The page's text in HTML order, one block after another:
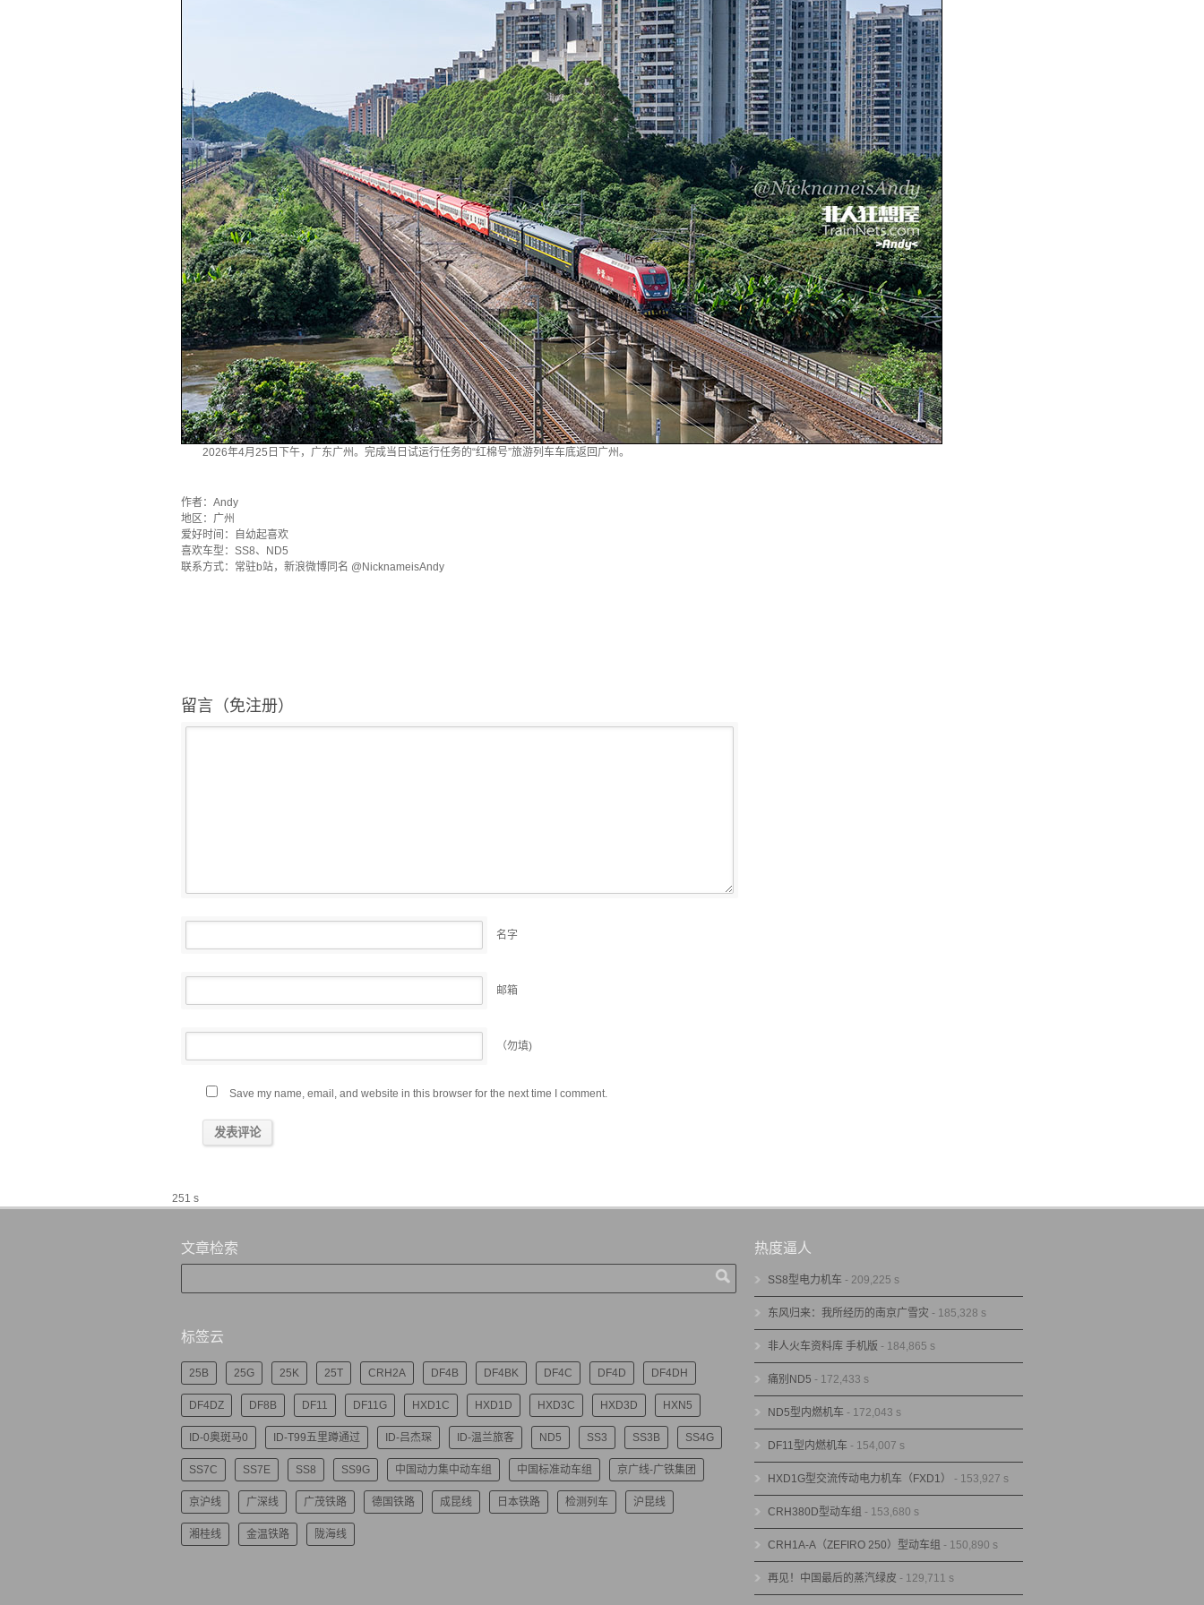
2026年4月25日下午，广东广州。完成当日试运行任务的“红棉号”旅游列车车底返回广州。
作者：Andy
地区：广州
爱好时间：自幼起喜欢
喜欢车型：SS8、ND5
联系方式：常驻b站，新浪微博同名 @NicknameisAndy
留言（免注册）
名字
邮箱
（勿填)
Save my name, email, and website in this browser for the next time I comment.
251 s
文章检索
标签云
25B 25G 25K 25T CRH2A DF4B DF4BK DF4C DF4D DF4DH
DF4DZ DF8B DF11 DF11G HXD1C HXD1D HXD3C HXD3D HXN5
ID-0奥斑马0 ID-T99五里蹲通过 ID-吕杰琛 ID-温兰旅客 ND5 SS3 SS3B SS4G
SS7C SS7E SS8 SS9G 中国动力集中动车组 中国标准动车组 京广线-广铁集团
京沪线 广深线 广茂铁路 德国铁路 成昆线 日本铁路 检测列车 沪昆线
湘桂线 金温铁路 陇海线
热度逼人
SS8型电力机车 - 209,225 s
东风归来：我所经历的南京广雪灾 - 185,328 s
非人火车资料库 手机版 - 184,865 s
痛别ND5 - 172,433 s
ND5型内燃机车 - 172,043 s
DF11型内燃机车 - 154,007 s
HXD1G型交流传动电力机车（FXD1） - 153,927 s
CRH380D型动车组 - 153,680 s
CRH1A-A（ZEFIRO 250）型动车组 - 150,890 s
再见！中国最后的蒸汽绿皮 - 129,711 s